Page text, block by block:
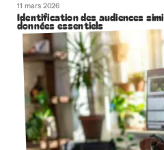
11 mars 2026
Identification des audiences
données essentiels